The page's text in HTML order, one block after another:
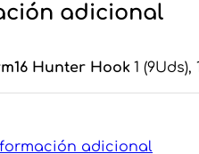
adicional
Hunter Hook 1 (9Uds),
adicional